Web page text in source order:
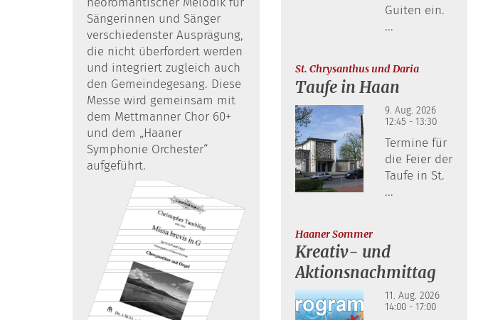
Sängerinnen und Sänger
verschiedenster Ausprägung,
die nicht überfordert werden
und integriert zugleich auch
den Gemeindegesang. Diese
Messe wird gemeinsam mit
dem Mettmanner Chor 60+
und dem „Haaner
Symphonie Orchester“
aufgeführt.
Guiten ein.
...
St. Chrysanthus und Daria:
Taufe in Haan
9. Aug. 2026
12:45 - 13:30
Termine für
die Feier der
Taufe in St.
...
Haaner Sommer:
Kreativ- und
Aktionsnachmittag
11. Aug. 2026
14:00 - 17:00